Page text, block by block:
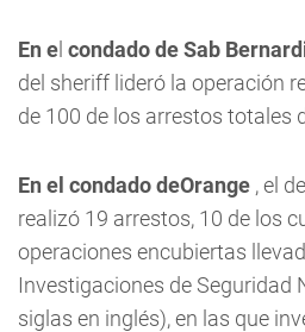
En e condado de Sab
del sheriff lideró la operación
de 100 de los arrestos totales
En el condado deOrange , el
realizó 19 arrestos, 10 de los
operaciones encubiertas
Investigaciones de Seguridad
siglas en inglés), en las que